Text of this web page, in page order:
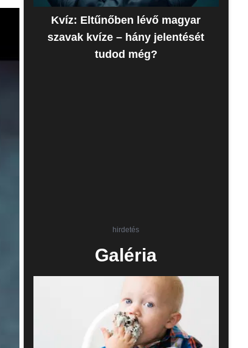
Kvíz: Eltűnőben lévő magyar
szavak kvíze – hány jelentését
tudod még?
hirdetés
Galéria